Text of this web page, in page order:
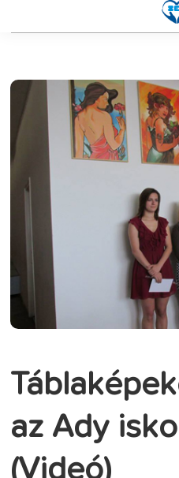
az Ady
(Videó)